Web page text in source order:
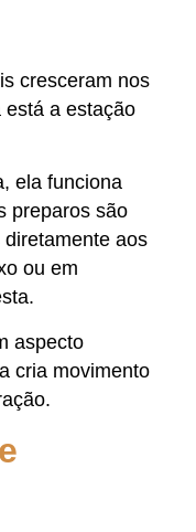
cresceram nos
está a estação
ela funciona
preparos são
aos
ou em
aspecto
cria movimento